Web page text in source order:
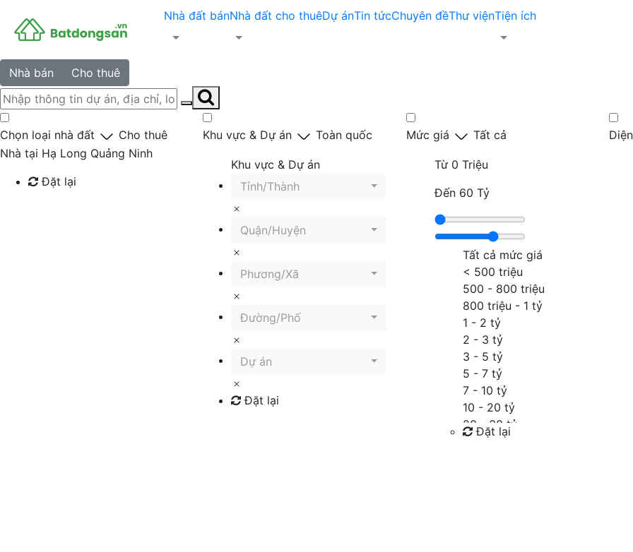
Nhà đất bánNhà đất cho thuêDự ánTin tứcChuyên đềThư việnTiện ích
Nhà bán Cho thuê
Chọn loại nhà đất
Cho thuê
Nhà tại Hạ Long Quảng Ninh
Đặt lại
Khu vực & Dự án Toàn quốc
Khu vực & Dự án
Tỉnh/Thành
Quận/Huyện
Phương/Xã
Đường/Phố
Dự án
Đặt lại
Mức giá Tất cả
Từ 0 Triệu
Đến 60 Tỷ
Tất cả mức giá
< 500 triệu
500 - 800 triệu
800 triệu - 1 tỷ
1 - 2 tỷ
2 - 3 tỷ
3 - 5 tỷ
5 - 7 tỷ
7 - 10 tỷ
10 - 20 tỷ
20 - 30 tỷ
30 - 40 tỷ
Đặt lại